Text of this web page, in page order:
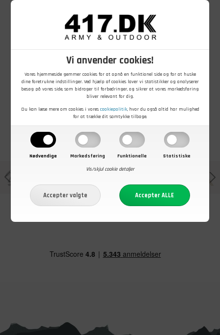
Vi anvender cookies!
Vores hjemmeside gemmer cookies for at opnå en funktionel side og for at huske
dine foretrukne indstillinger. Ved hjælp af cookies laver vi statistikker og analyserer
besøg på vores side, som bidrager til forbedringer, og sikrer at vores markedsføring
bliver relevant for dig.
Du kan læse mere om cookies i vores cookiepolitik, hvor du også altid har mulighed
for at trække dit samtykke tilbage.
Nødvendige Markedsføring Funktionelle
Statistiske
Vis/skjul cookie detaljer
79,00DKK
Sort
På lager - Køb nu
79,00DKK
Tændstål,
mm
På lager - Køb nu
119,00DKK
På lager - Køb nu